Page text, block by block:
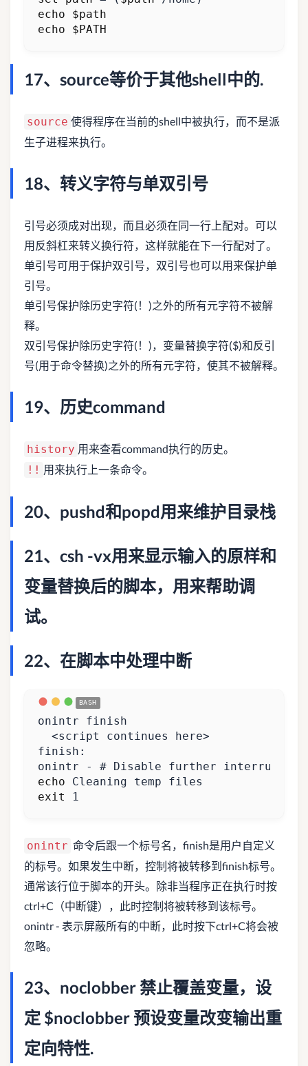
echo
$path
echo
$PATH
17、source等价于其他shell中的.
source 使得程序在当前的shell中被执行，而不是派
生子进程来执行。
18、转义字符与单双引号
引号必须成对出现，而且必须在同一行上配对。可以
用反斜杠来转义换行符，这样就能在下一行配对了。
单引号可用于保护双引号，双引号也可以用来保护单
引号。
单引号保护除历史字符(！)之外的所有元字符不被解
释。
双引号保护除历史字符(！)，变量替换字符($)和反引
号(用于命令替换)之外的所有元字符，使其不被解释。
19、历史command
history 用来查看command执行的历史。
!! 用来执行上一条命令。
20、pushd和popd用来维护目录栈
21、csh -vx用来显示输入的原样和
变量替换后的脚本，用来帮助调
试。
22、在脚本中处理中断
onintr - # Disable further interrupts
echo
exit
1
onintr 命令后跟一个标号名，finish是用户自定义
的标号。如果发生中断，控制将被转移到finish标号。
通常该行位于脚本的开头。除非当程序正在执行时按
ctrl+C（中断键），此时控制将被转移到该标号。
onintr - 表示屏蔽所有的中断，此时按下ctrl+C将会被
忽略。
23、noclobber 禁止覆盖变量，设
定 $noclobber 预设变量改变输出重
定向特性.